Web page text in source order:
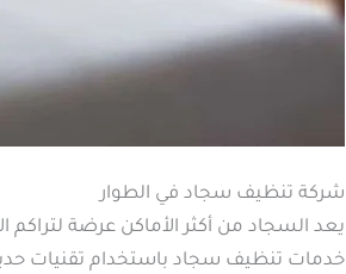
شركة تنظيف سجاد في الطوار
يعد السجاد من أكثر الأماكن عرضة
خدمات تنظيف سجاد باستخدام تقنيات